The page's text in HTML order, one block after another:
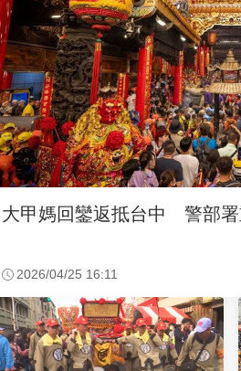
大甲媽回鑾返抵台中 警部
2026/04/25 16:11